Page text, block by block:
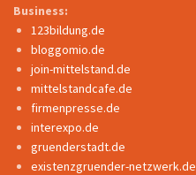
Business:
123bildung.de
bloggomio.de
join-mittelstand.de
mittelstandcafe.de
firmenpresse.de
interexpo.de
gruenderstadt.de
existenzgruender-netzwerk.de